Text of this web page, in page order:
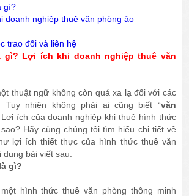
gì?
doanh nghiệp thuê văn phòng ảo
trao đổi và liên hệ
gì? Lợi ích khi doanh nghiệp thuê văn
thuật ngữ không còn quá xa lạ đối với các
nhiên không phải ai cũng biết “văn
Lợi ích của doanh nghiệp khi thuê hình thức
Hãy cùng chúng tôi tìm hiểu chi tiết về
lợi ích thiết thực của hình thức thuê văn
bài viết sau.
gì?
hình thức thuê văn phòng thông minh